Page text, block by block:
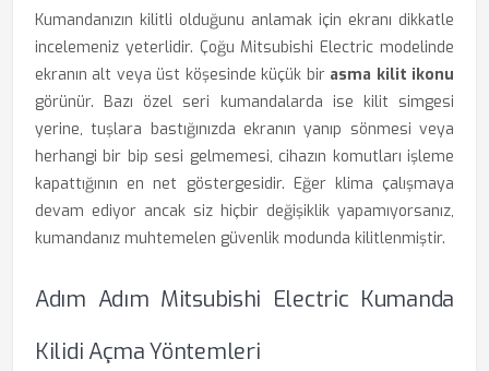
Kumandanızın kilitli olduğunu anlamak için ekranı dikkatle
incelemeniz yeterlidir. Çoğu Mitsubishi Electric modelinde
ekranın alt veya üst köşesinde küçük bir asma kilit ikonu
görünür. Bazı özel seri kumandalarda ise kilit simgesi
yerine, tuşlara bastığınızda ekranın yanıp sönmesi veya
herhangi bir bip sesi gelmemesi, cihazın komutları işleme
kapattığının en net göstergesidir. Eğer klima çalışmaya
devam ediyor ancak siz hiçbir değişiklik yapamıyorsanız,
kumandanız muhtemelen güvenlik modunda kilitlenmiştir.
Adım Adım Mitsubishi Electric Kumanda
Kilidi Açma Yöntemleri